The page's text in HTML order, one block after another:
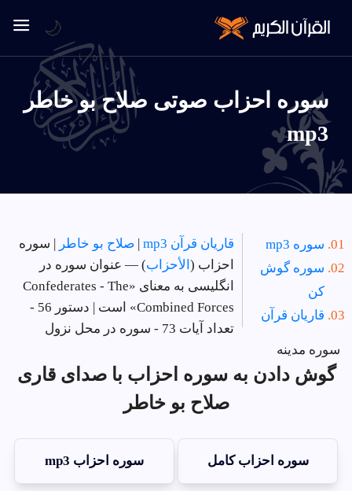
سوره احزاب صوتی صلاح بو خاطر
mp3
سوره mp3
سوره گوش
کن
قاریان قرآن
قاریان قرآن mp3 | صلاح بو خاطر | سوره
احزاب ( الأحزاب) — عنوان سوره در
انگلیسی به معنای «Confederates - The
Combined Forces» است | دستور 56 -
تعداد آیات 73 - سوره در
محل نزول
سوره مدینه
گوش دادن به سوره احزاب با صدای قاری
صلاح بو خاطر
سوره احزاب کامل سوره احزاب mp3
🌙